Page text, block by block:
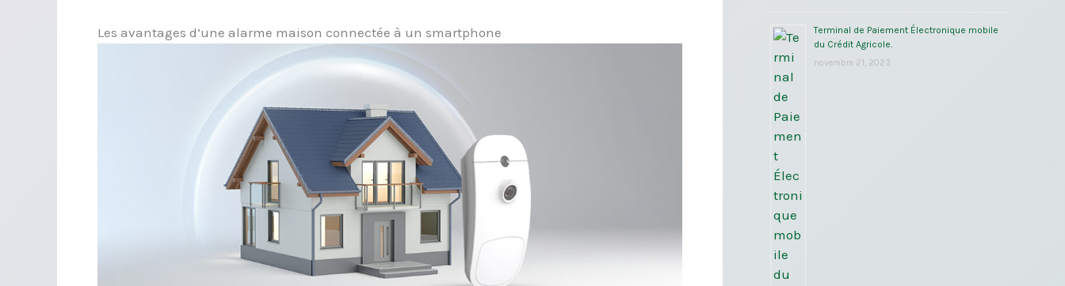
Les avantages d’une alarme maison connectée à un smartphone
Terminal de Paiement Électronique mobile
du Crédit Agricole.
novembre 21, 2023